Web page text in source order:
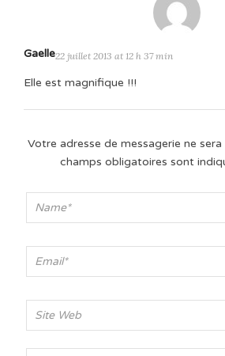
Gaelle22 juillet 2013 at 12 h 37 min
Elle est magnifique !!!
Votre adresse de messagerie ne sera
champs obligatoires sont